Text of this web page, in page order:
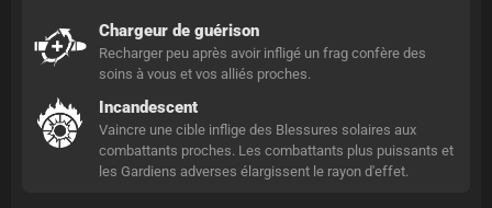
Chargeur de guérison
Recharger peu après avoir infligé un frag confère des
soins à vous et vos alliés proches.
Incandescent
Vaincre une cible inflige des Blessures solaires aux
combattants proches. Les combattants plus puissants et
les Gardiens adverses élargissent le rayon d'effet.